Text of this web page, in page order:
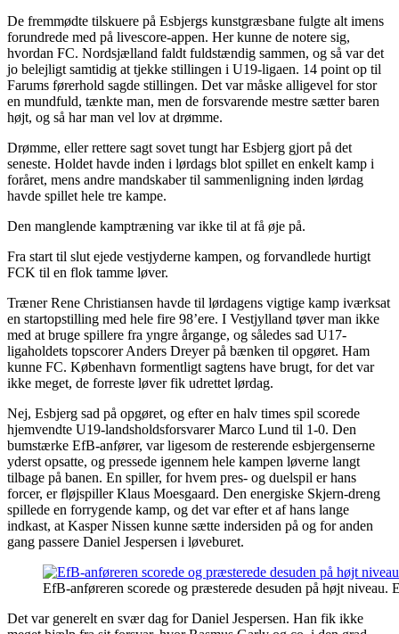
De fremmødte tilskuere på Esbjergs kunstgræsbane fulgte alt imens
forundrede med på livescore-appen. Her kunne de notere sig,
hvordan FC. Nordsjælland faldt fuldstændig sammen, og så var det
jo belejligt samtidig at tjekke stillingen i U19-ligaen. 14 point op til
Farums førerhold sagde stillingen. Det var måske alligevel for stor
en mundfuld, tænkte man, men de forsvarende mestre sætter baren
højt, og så har man vel lov at drømme.
Drømme, eller rettere sagt sovet tungt har Esbjerg gjort på det
seneste. Holdet havde inden i lørdags blot spillet en enkelt kamp i
foråret, mens andre mandskaber til sammenligning inden lørdag
havde spillet hele tre kampe.
Den manglende kamptræning var ikke til at få øje på.
Fra start til slut ejede vestjyderne kampen, og forvandlede hurtigt
FCK til en flok tamme løver.
Træner Rene Christiansen havde til lørdagens vigtige kamp iværksat
en startopstilling med hele fire 98’ere. I Vestjylland tøver man ikke
med at bruge spillere fra yngre årgange, og således sad U17-
ligaholdets topscorer Anders Dreyer på bænken til opgøret. Ham
kunne FC. København formentligt sagtens have brugt, for det var
ikke meget, de forreste løver fik udrettet lørdag.
Nej, Esbjerg sad på opgøret, og efter en halv times spil scorede
hjemvendte U19-landsholdsforsvarer Marco Lund til 1-0. Den
bumstærke EfB-anfører, var ligesom de resterende esbjergenserne
yderst opsatte, og pressede igennem hele kampen løverne langt
tilbage på banen. En spiller, for hvem pres- og duelspil er hans
forcer, er fløjspiller Klaus Moesgaard. Den energiske Skjern-dreng
spillede en forrygende kamp, og det var efter et af hans lange
indkast, at Kasper Nissen kunne sætte indersiden på og for anden
gang passere Daniel Jespersen i løveburet.
EfB-anføreren scorede og præsterede desuden på højt niveau.
Det var generelt en svær dag for Daniel Jespersen. Han fik ikke